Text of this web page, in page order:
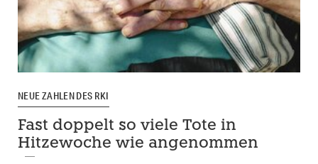
NEUE ZAHLEN DES RKI
Fast doppelt so viele Tote in
Hitzewoche wie angenommen